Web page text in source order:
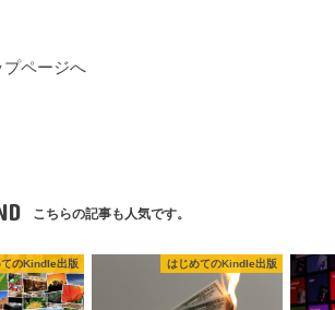
プページへ
こちらの記事も人気です。
のKindle出版 はじめてのKindle出版